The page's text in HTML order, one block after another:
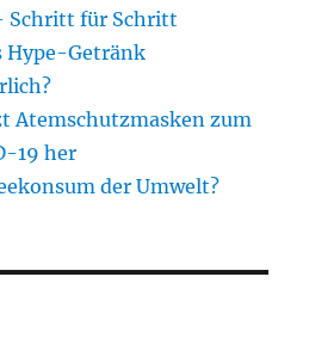
Schritt für Schritt
Hype-Getränk
Atemschutzmasken zum
19 her
der Umwelt?